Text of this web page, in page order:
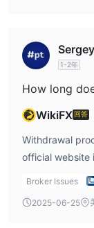
1-2年
How long
WikiFX 回答
Withdrawal
official website
information on
Broker Issues
2025-06-25